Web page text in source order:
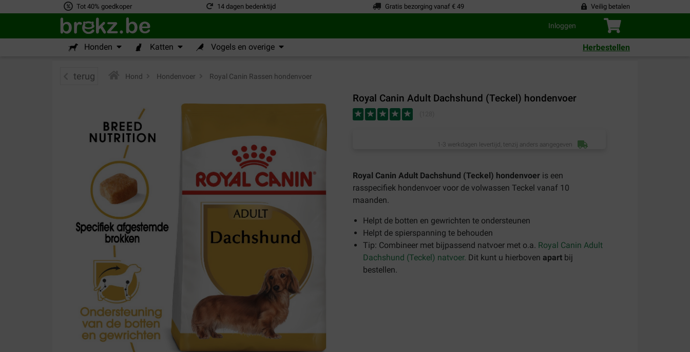
Tot 40% goedkoper 14 dagen bedenktijd Gratis bezorging vanaf € 49 Veilig betalen
Inloggen
Honden Katten Vogels en overige Herbestellen
terug Hond Hondenvoer Royal Canin Rassen hondenvoer
Royal Canin Adult Dachshund (Teckel) hondenvoer
1-3 werkdagen levertijd, tenzij anders aangegeven
Royal Canin Adult Dachshund (Teckel) hondenvoer is een
rasspecifiek hondenvoer voor de volwassen Teckel vanaf 10
maanden.
Helpt de botten en gewrichten te ondersteunen
Helpt de spierspanning te behouden
Tip: Combineer met bijpassend natvoer met o.a. Royal Canin Adult
Dachshund (Teckel) natvoer. Dit kunt u hierboven apart bij
bestellen.